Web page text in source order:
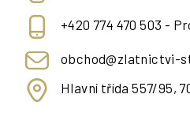
+420 774 470 503 -
obchod@zlatnictvi-
Hlavní třída 557/95,